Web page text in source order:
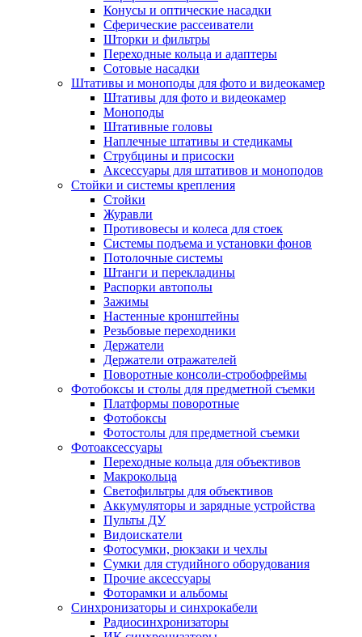
Конусы и оптические насадки
Сферические рассеиватели
Шторки и фильтры
Переходные кольца и адаптеры
Сотовые насадки
Штативы и моноподы для фото и видеокамер
Штативы для фото и видеокамер
Моноподы
Штативные головы
Наплечные штативы и стедикамы
Струбцины и присоски
Аксессуары для штативов и моноподов
Стойки и системы крепления
Стойки
Журавли
Противовесы и колеса для стоек
Системы подъема и установки фонов
Потолочные системы
Штанги и перекладины
Распорки автополы
Зажимы
Настенные кронштейны
Резьбовые переходники
Держатели
Держатели отражателей
Поворотные консоли-стробофреймы
Фотобоксы и столы для предметной съемки
Платформы поворотные
Фотобоксы
Фотостолы для предметной съемки
Фотоаксессуары
Переходные кольца для объективов
Макрокольца
Светофильтры для объективов
Аккумуляторы и зарядные устройства
Пульты ДУ
Видоискатели
Фотосумки, рюкзаки и чехлы
Сумки для студийного оборудования
Прочие аксессуары
Фоторамки и альбомы
Синхронизаторы и синхрокабели
Радиосинхронизаторы